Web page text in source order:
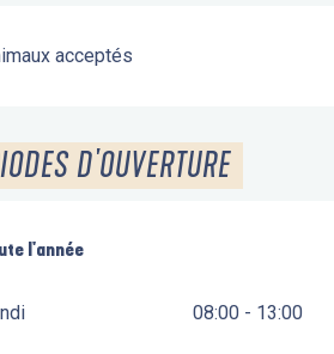
acceptés
D'OUVERTURE
l'année
l'année
08:00 - 13:00